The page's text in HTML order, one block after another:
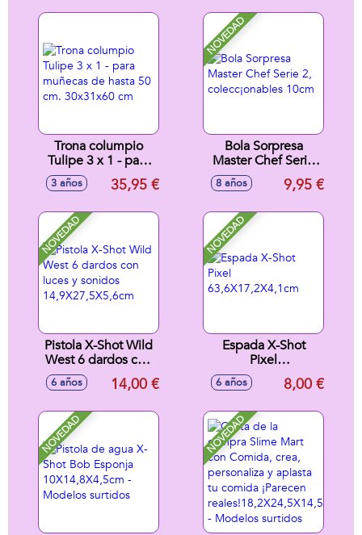
tiene un efecto
mágico en el pelo!
Trona columpio
Tulipe 3 x 1 - para
muñecas de hasta
50 cm. 30x31x60
3 años 35,95 €
NOVEDAD
Bola Sorpresa
Master Chef Serie
2, colecc¡onables
10cm
8 años 9,95 €
NOVEDAD
Pistola X-Shot Wild
West 6 dardos con
luces y sonidos
14,9X27,5X5,6cm
6 años 14,00 €
NOVEDAD
Espada X-Shot
Pixel
63,6X17,2X4,1cm
6 años 8,00 €
NOVEDAD NOVEDAD